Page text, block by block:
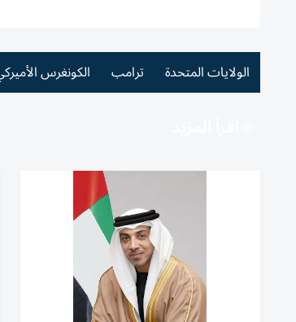
الولايات المتحدة ترامب الكونغرس